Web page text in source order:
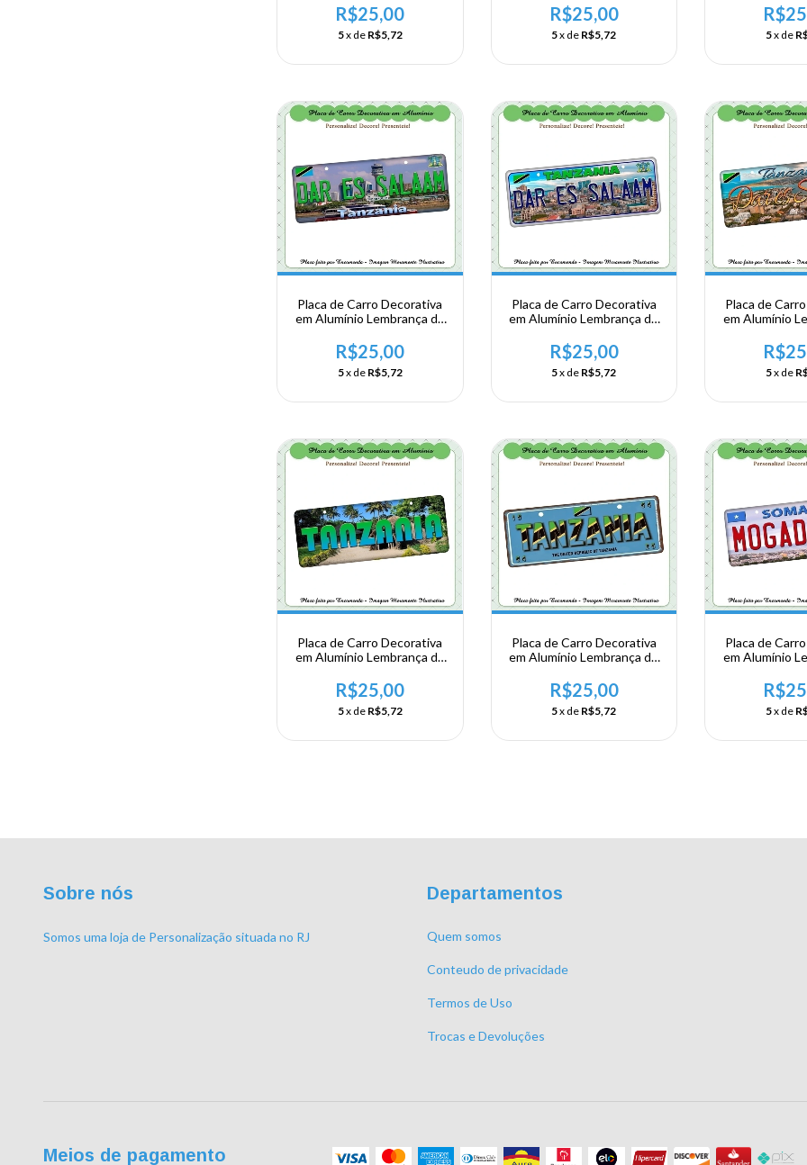
Oriental - Zimbábue -
Harare
R$25,00
5x de R$5,72
Oriental - Zâmbia
R$25,00
5x de R$5,72
Oriental -
5x de
Placa de Carro Decorativa
em Alumínio Lembrança de
Oriental - Tanzânia - Dar Es
Salaam
R$25,00
5x de R$5,72
Placa de Carro Decorativa
em Alumínio Lembrança de
Oriental - Tanzânia - Dar Es
Salaam
R$25,00
5x de R$5,72
Placa de
em Alumínio
Oriental -
5x de
Placa de Carro Decorativa
em Alumínio Lembrança de
Oriental - Tanzânia
R$25,00
5x de R$5,72
Placa de Carro Decorativa
em Alumínio Lembrança de
Oriental - Tanzânia
R$25,00
5x de R$5,72
Placa de
em Alumínio
Oriental -
5x de
Sobre nós
Somos uma loja de Personalização situada no RJ
Departamentos
Quem somos
Conteudo de privacidade
Termos de Uso
Trocas e Devoluções
Meios de pagamento